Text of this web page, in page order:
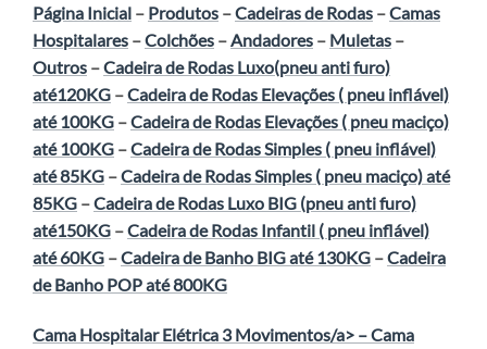
Página Inicial – Produtos –Cadeiras de Rodas –Camas
Hospitalares –Colchões –Andadores – Muletas –
Outros –Cadeira de Rodas Luxo(pneu anti furo)
até120KG –Cadeira de Rodas Elevações ( pneu inflável)
até 100KG –Cadeira de Rodas Elevações ( pneu maciço)
até 100KG –Cadeira de Rodas Simples ( pneu inflável)
até 85KG –Cadeira de Rodas Simples ( pneu maciço) até
85KG –Cadeira de Rodas Luxo BIG (pneu anti furo)
até150KG –Cadeira de Rodas Infantil ( pneu inflável)
até 60KG –Cadeira de Banho BIG até 130KG –Cadeira
de Banho POP até 800KG
Cama Hospitalar Elétrica 3 Movimentos/a> –Cama